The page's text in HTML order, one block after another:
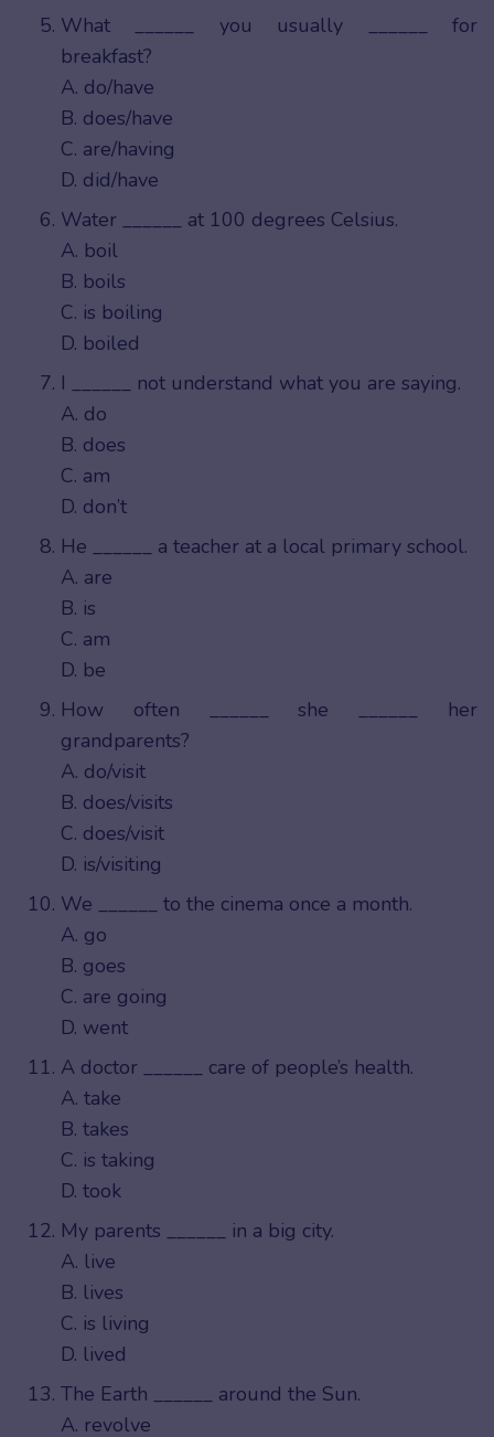
What ______ you usually ______ for
breakfast?
A. do/have
B. does/have
C. are/having
D. did/have
Water ______ at 100 degrees Celsius.
A. boil
B. boils
C. is boiling
D. boiled
I ______ not understand what you are saying.
A. do
B. does
C. am
D. don’t
He ______ a teacher at a local primary school.
A. are
B. is
C. am
D. be
How often ______ she ______ her
grandparents?
A. do/visit
B. does/visits
C. does/visit
D. is/visiting
We ______ to the cinema once a month.
A. go
B. goes
C. are going
D. went
A doctor ______ care of people’s health.
A. take
B. takes
C. is taking
D. took
My parents ______ in a big city.
A. live
B. lives
C. is living
D. lived
The Earth ______ around the Sun.
A. revolve